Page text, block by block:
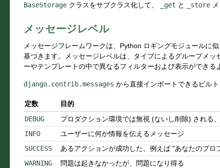
BaseStorage クラスをサブクラス化して、 _get と _store
メッセージレベル
メッセージフレームワークは、Python ロギングモジュールに
基づきます。メッセージレベルは、タイプによるグループメ
ーやテンプレートの中で異なるフィルターおよび表示ができる
django.contrib.messages から直接インポートできるビル
定数
目的
DEBUG
プロダクション環境では無視 (ないし削除) される
INFO
ユーザーに何か情報を伝えるメッセージ
SUCCESS
あるアクションが成功した、例えば "あなたのプロ
WARNING
問題は起きなかったが、問題になり得る